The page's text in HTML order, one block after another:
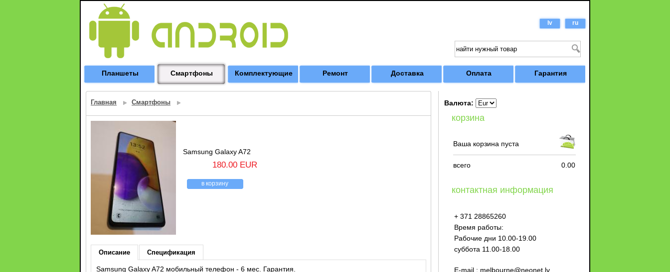
lv ru
Планшеты Смартфоны Комплектующие Ремонт Доставка Оплата Гарантия
Главная Смартфоны
Samsung Galaxy A72
180.00 EUR
в корзину
Описание Спецификация
Samsung Galaxy A72 мобильный телефон - 6 мес. Гарантия.
Валюта:
корзина
Ваша корзина пуста
всего 0.00
контактная информация
+ 371 28865260
Время работы:
Рабочие дни 10.00-19.00
суббота 11.00-18.00
E-mail : melbourne@neonet.lv